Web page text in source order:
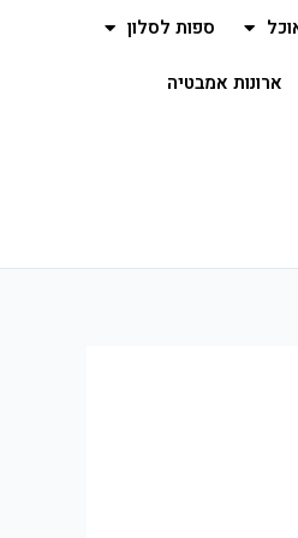
ספות לסלון
ארונות אמבטיה